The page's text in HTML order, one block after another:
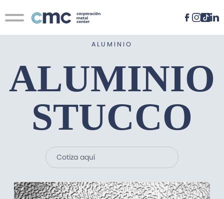
Contacto
Novedades
ALUMINIO
ALUMINIO
STUCCO
Cotiza aquí